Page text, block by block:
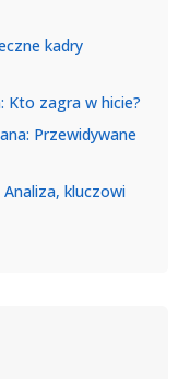
kadry
Kto zagra w hicie?
Przewidywane
Analiza, kluczowi